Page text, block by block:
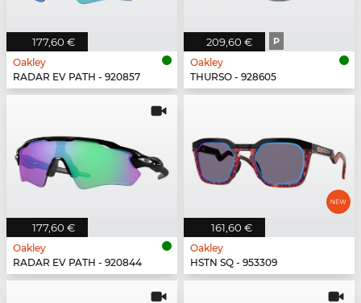
177,60 €
Oakley
RADAR EV PATH - 920857
209,60 € P
Oakley
THURSO - 928605
177,60 €
Oakley
RADAR EV PATH - 920844
161,60 €
Oakley
HSTN SQ - 953309